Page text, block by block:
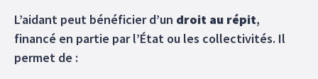
L’aidant peut bénéficier d’un droit au répit,
financé en partie par l’État ou les collectivités. Il
permet de :